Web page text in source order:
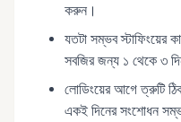
করুন।
যতটা সম্ভব স্টাফিংয়ের
সবজির জন্য ১ থেকে ৩
লোডিংয়ের আগে ত্রুটি
একই দিনের সংশোধন